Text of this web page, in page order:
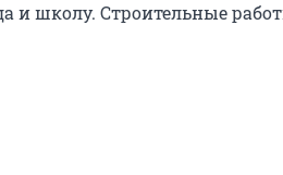
и школу. Строительные